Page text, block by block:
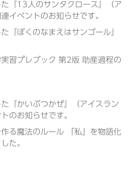
『13人のサンタクロース』（ア
イベントのお知らせです。
『ぼくのなまえはサンゴール』
習プレブック 第2版 助産過程の
『かいぶつかぜ』（アイスラン
のお知らせです。
る魔法のルール 「私」を物語化
た。